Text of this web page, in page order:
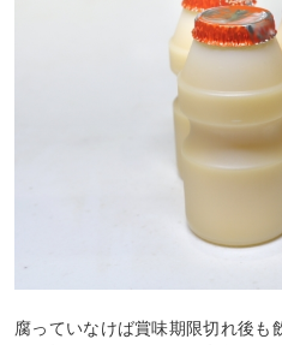
腐っていなけば賞味期限切れ後も